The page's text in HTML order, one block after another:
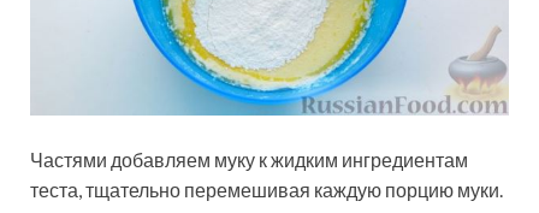
Частями добавляем муку к жидким ингредиентам
теста, тщательно перемешивая каждую порцию муки.